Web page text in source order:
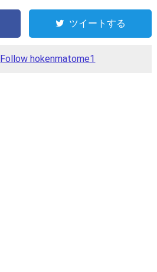
ツイートする
Follow hokenmatome1